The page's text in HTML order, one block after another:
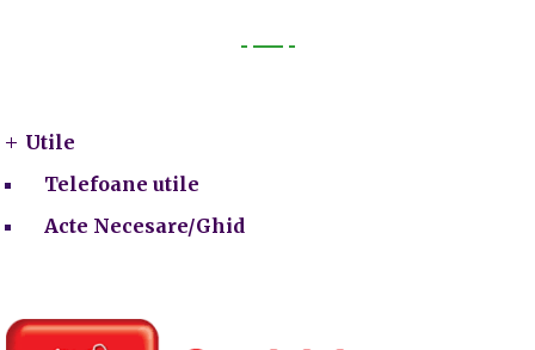
Utile
Telefoane utile
Acte Necesare/Ghid